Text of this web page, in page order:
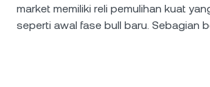
market memiliki reli pemulihan kuat
seperti awal fase bull baru. Sebagian